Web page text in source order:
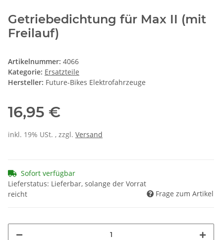
Getriebedichtung für Max II (mit
Freilauf)
Artikelnummer: 4066
Kategorie: Ersatzteile
Hersteller: Future-Bikes Elektrofahrzeuge
16,95 €
inkl. 19% USt. , zzgl. Versand
Sofort verfügbar
Lieferstatus: Lieferbar, solange der Vorrat
reicht
Frage zum Artikel